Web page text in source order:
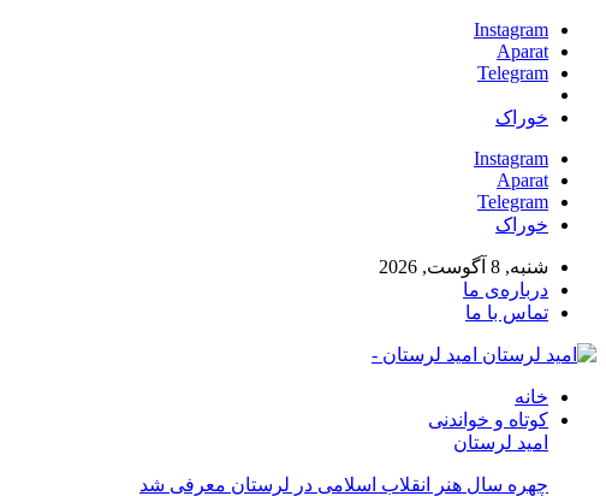
Instagram
Aparat
Telegram
خوراک
Instagram
Aparat
Telegram
خوراک
شنبه, 8 آگوست, 2026
درباره‌ی ما
تماس با ما
امید لرستان -
خانه
کوتاه و خواندنی
امید لرستان
چهره سال هنر انقلاب اسلامی در لرستان معرفی شد